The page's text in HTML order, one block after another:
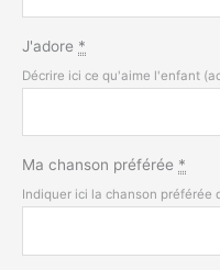
J'adore *
Décrire ici ce qu'aime l'enfant
Ma chanson préférée *
Indiquer ici la chanson préférée